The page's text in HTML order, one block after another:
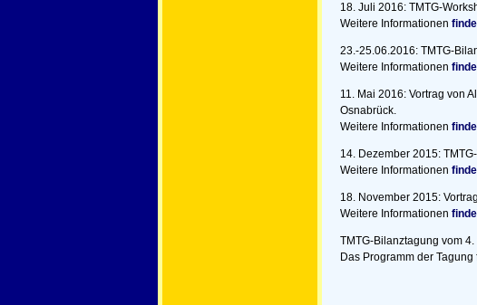
18. Juli 2016: TMTG-
Weitere Informationen
23.-25.06.2016: TMTG-
Weitere Informationen
11. Mai 2016: Vortrag von
Osnabrück.
Weitere Informationen
14. Dezember 2015:
Weitere Informationen
18. November 2015:
Weitere Informationen
TMTG-Bilanztagung vom
Das Programm der Tagung